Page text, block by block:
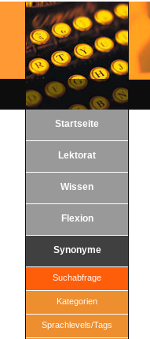
Startseite
Lektorat
Wissen
Flexion
Synonyme
Suchabfrage
Kategorien
Sprachlevels/Tags